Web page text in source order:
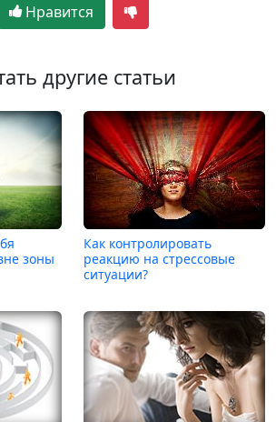
Нравится
другие статьи
зоны
Как контролировать
реакцию на стрессовые
ситуации?